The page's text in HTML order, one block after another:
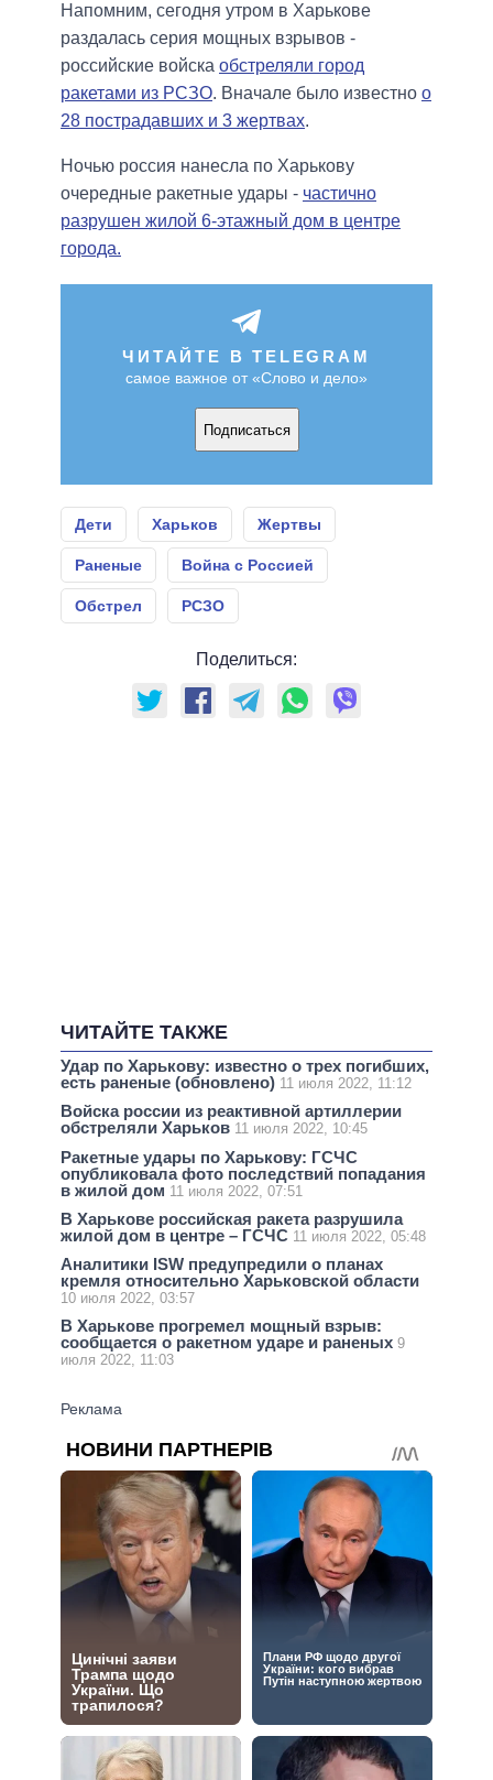
Напомним, сегодня утром в Харькове
раздалась серия мощных взрывов -
российские войска обстреляли город
ракетами из РСЗО. Вначале было известно о
28 пострадавших и 3 жертвах.
Ночью россия нанесла по Харькову
очередные ракетные удары - частично
разрушен жилой 6-этажный дом в центре
города.
ЧИТАЙТЕ В TELEGRAM
самое важное от «Слово и дело»
Подписаться
Дети Харьков Жертвы
Раненые Война с Россией
Обстрел РСЗО
Поделиться:
ЧИТАЙТЕ ТАКЖЕ
Удар по Харькову: известно о трех погибших,
есть раненые (обновлено) 11 июля 2022, 11:12
Войска россии из реактивной артиллерии
обстреляли Харьков 11 июля 2022, 10:45
Ракетные удары по Харькову: ГСЧС
опубликовала фото последствий попадания
в жилой дом 11 июля 2022, 07:51
В Харькове российская ракета разрушила
жилой дом в центре – ГСЧС 11 июля 2022, 05:48
Аналитики ISW предупредили о планах
кремля относительно Харьковской области
10 июля 2022, 03:57
В Харькове прогремел мощный взрыв:
сообщается о ракетном ударе и раненых 9
июля 2022, 11:03